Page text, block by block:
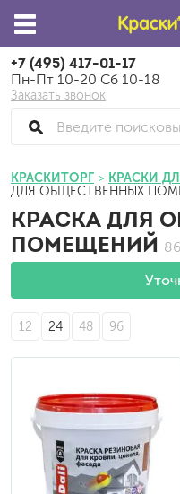
+7 (495) 417-01-17
Пн-Пт 10-20 Сб 10-18
Заказать звонок
КРАСКИТОРГ КРАСКИ
ДЛЯ ОБЩЕСТВЕННЫХ
КРАСКА ДЛЯ
ПОМЕЩЕНИЙ
12 24 48 96